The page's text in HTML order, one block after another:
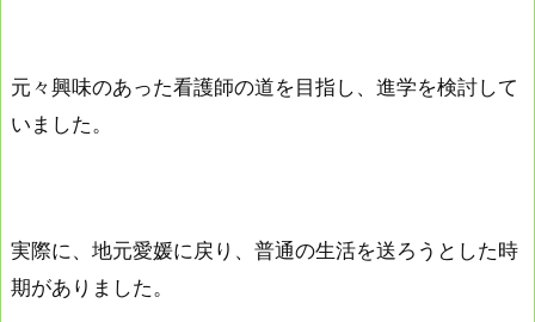
元々興味のあった看護師の道を目指し、進学を検討して
いました。
実際に、地元愛媛に戻り、普通の生活を送ろうとした時
期がありました。